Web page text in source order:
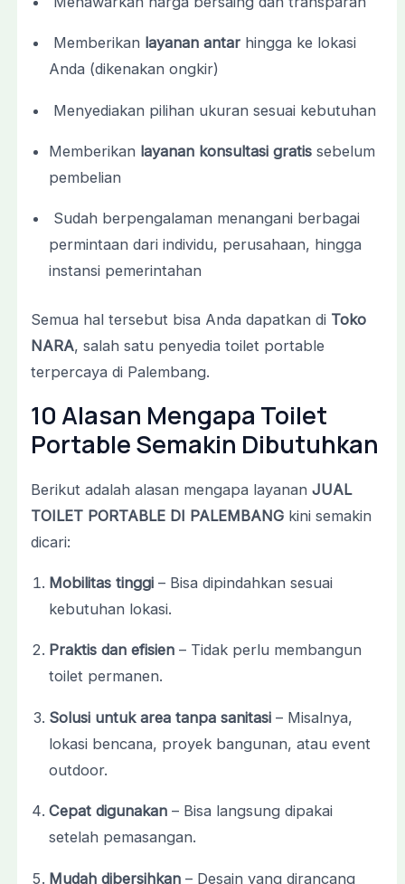
Memberikan layanan antar hingga ke lokasi
Anda (dikenakan ongkir)
Menyediakan pilihan ukuran sesuai kebutuhan
Memberikan layanan konsultasi gratis sebelum
pembelian
Sudah berpengalaman menangani berbagai
permintaan dari individu, perusahaan, hingga
instansi pemerintahan
Semua hal tersebut bisa Anda dapatkan di Toko
NARA, salah satu penyedia toilet portable
terpercaya di Palembang.
10Alasan Mengapa Toilet
PortableSemakin Dibutuhkan
Berikut adalah alasan mengapa layanan JUAL
TOILET PORTABLE DI PALEMBANG kini semakin
dicari:
Mobilitas tinggi– Bisa dipindahkan sesuai
kebutuhan lokasi.
Praktis dan efisien– Tidak perlu membangun
toilet permanen.
Solusi untuk area tanpa sanitasi– Misalnya,
lokasi bencana, proyek bangunan, atau event
outdoor.
Cepat digunakan– Bisa langsung dipakai
setelah pemasangan.
Mudah dibersihkan– Desain yang dirancang